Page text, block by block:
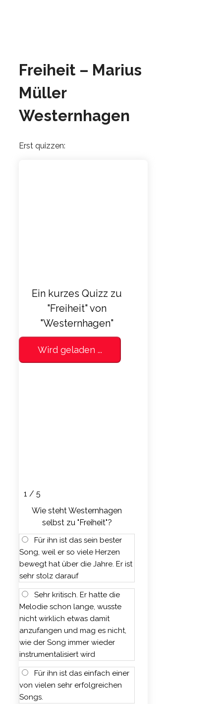
Freiheit – Marius
Müller
Westernhagen
Erst quizzen:
Ein kurzes Quizz zu
"Freiheit" von
"Westernhagen"
1 / 5
Wie steht Westernhagen
selbst zu "Freiheit"?
Für ihn ist das sein bester
Song, weil er so viele Herzen
bewegt hat über die Jahre. Er ist
sehr stolz darauf
Sehr kritisch. Er hatte die
Melodie schon lange, wusste
nicht wirklich etwas damit
anzufangen und mag es nicht,
wie der Song immer wieder
instrumentalisiert wird
Für ihn ist das einfach einer
von vielen sehr erfolgreichen
Songs.